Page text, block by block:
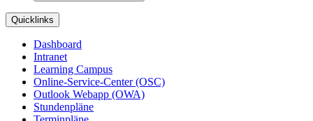
Quicklinks
Dashboard
Intranet
Learning Campus
Online-Service-Center (OSC)
Outlook Webapp (OWA)
Stundenpläne